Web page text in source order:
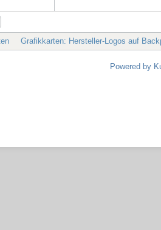
Grafikkarten: Hersteller-Logos auf
Powered by